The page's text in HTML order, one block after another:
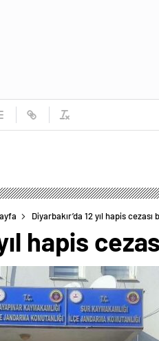
Diyarbakır’da 12 yıl hapis
hapis